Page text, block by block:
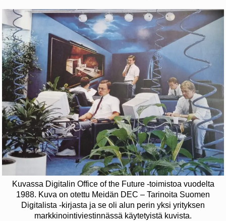
Kuvassa Digitalin Office of the Future -toimistoa vuodelta
1988. Kuva on otettu Meidän DEC – Tarinoita Suomen
Digitalista -kirjasta ja se oli alun perin yksi yrityksen
markkinointiviestinnässä käytetyistä kuvista.